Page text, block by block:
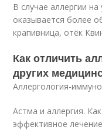
В случае аллергии
оказывается более
крапивница, отёк
Как отличить
других
Аллергология-
Астма и аллергия.
эффективное